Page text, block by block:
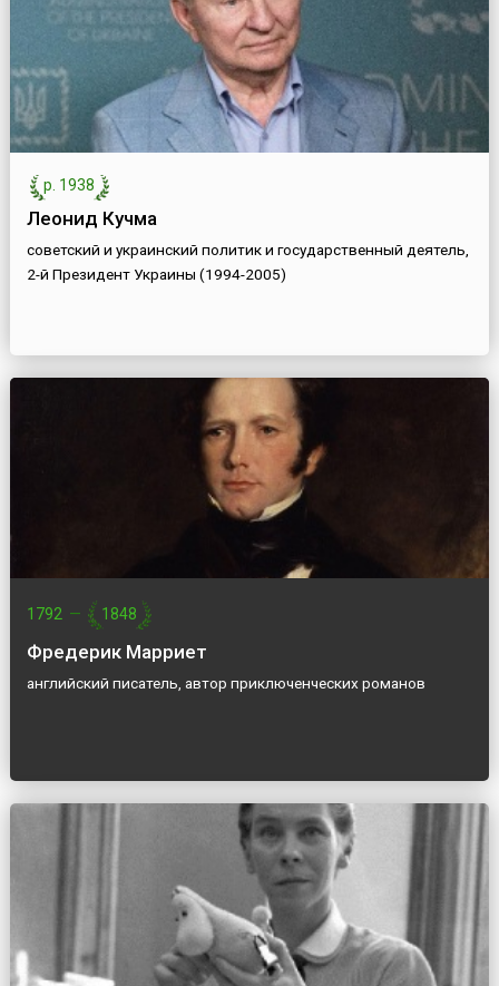
р. 1938
Леонид Кучма
советский и украинский политик и государственный деятель,
2-й Президент Украины (1994-2005)
1792 — 1848
Фредерик Марриет
английский писатель, автор приключенческих романов